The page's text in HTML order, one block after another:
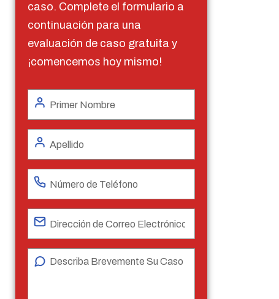
caso. Complete el formulario a
continuación para una
evaluación de caso gratuita y
¡comencemos hoy mismo!